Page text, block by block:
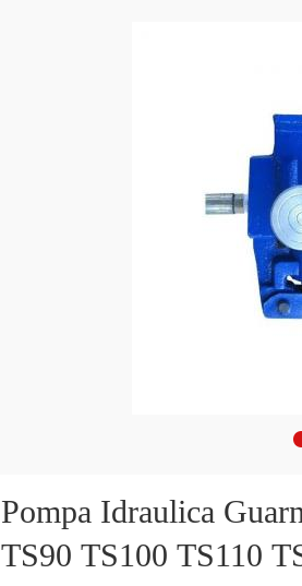
Pompa Idraulica
TS90 TS100 TS110